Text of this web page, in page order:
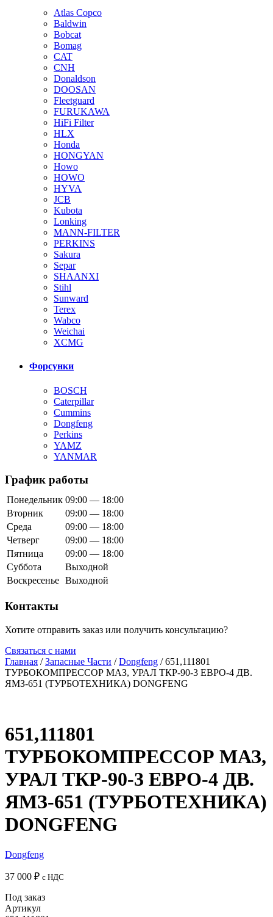
Atlas Copco
Baldwin
Bobcat
Bomag
CAT
CNH
Donaldson
DOOSAN
Fleetguard
FURUKAWA
HiFi Filter
HLX
Honda
HONGYAN
Howo
HOWO
HYVA
JCB
Kubota
Lonking
MANN-FILTER
PERKINS
Sakura
Separ
SHAANXI
Stihl
Sunward
Terex
Wabco
Weichai
XCMG
Форсунки
BOSCH
Caterpillar
Cummins
Dongfeng
Perkins
YAMZ
YANMAR
График работы
Понедельник 09:00 — 18:00
Вторник
09:00 — 18:00
Среда
09:00 — 18:00
Четверг
09:00 — 18:00
Пятница
09:00 — 18:00
Суббота
Выходной
Воскресенье Выходной
Контакты
Хотите отправить заказ или получить консультацию?
Связаться с нами
Главная /Запасные Части /Dongfeng / 651,111801
ТУРБОКОМПРЕССОР МАЗ, УРАЛ ТКР-90-3 ЕВРО-4 ДВ.
ЯМЗ-651 (ТУРБОТЕХНИКА) DONGFENG
651,111801
ТУРБОКОМПРЕССОР МАЗ,
УРАЛ ТКР-90-3 ЕВРО-4 ДВ.
ЯМЗ-651 (ТУРБОТЕХНИКА)
DONGFENG
Dongfeng
37 000 ₽ с НДС
Под заказ
Артикул